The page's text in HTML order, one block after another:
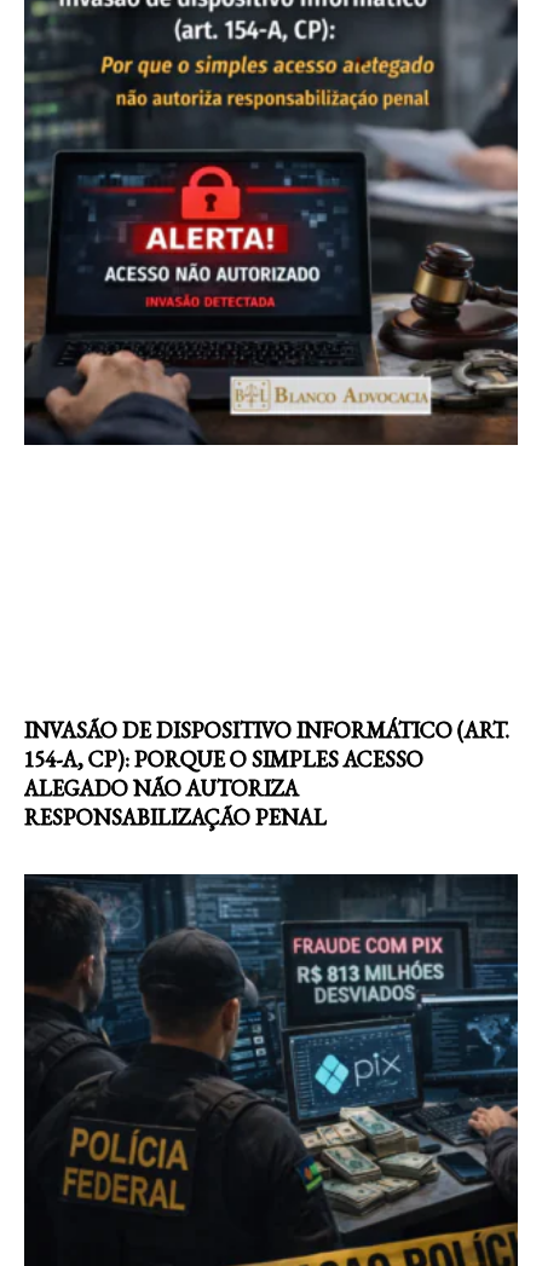
INVASÃO DE DISPOSITIVO INFORMÁTICO (ART.
154-A, CP): PORQUE O SIMPLES ACESSO
ALEGADO NÃO AUTORIZA
RESPONSABILIZAÇÃO PENAL